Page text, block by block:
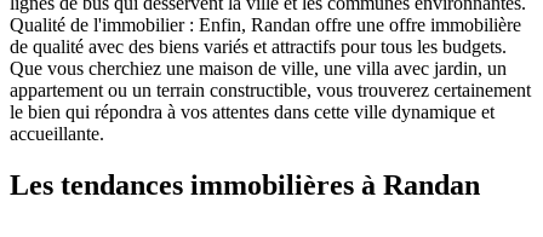
Qualité de l'immobilier : Enfin, Randan offre une offre immobilière
de qualité avec des biens variés et attractifs pour tous les budgets.
Que vous cherchiez une maison de ville, une villa avec jardin, un
appartement ou un terrain constructible, vous trouverez certainement
le bien qui répondra à vos attentes dans cette ville dynamique et
accueillante.
Les tendances immobilières à Randan